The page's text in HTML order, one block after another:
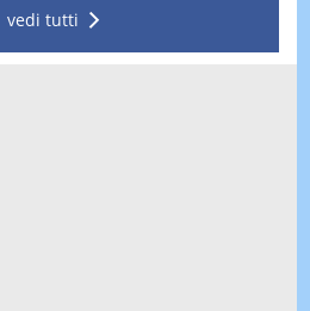
vedi tutti